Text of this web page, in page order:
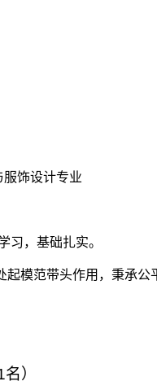
服饰设计专业
习，基础扎实。
起模范带头作用，秉承
名）